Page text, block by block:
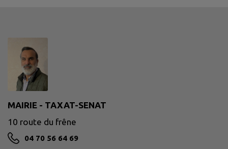
MAIRIE - TAXAT-SENAT
10 route du frêne
04 70 56 64 69